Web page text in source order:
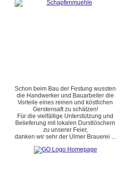
Schon beim Bau der Festung wussten
die Handwerker und Bauarbeiter die
Vorteile eines reinen und köstlichen
Gerstensaft zu schätzen!
Für die vielfältige Unterstützung und
Belieferung mit lokalen Durstlöschern
zu unserer Feier,
danken wir sehr der Ulmer Brauerei ...